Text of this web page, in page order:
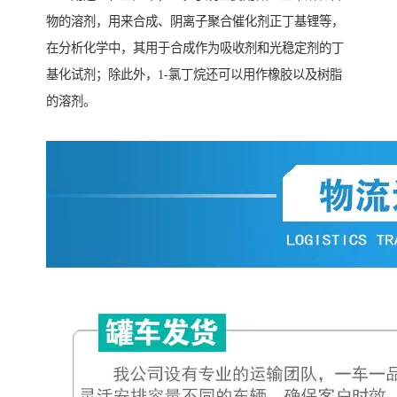
物的溶剂，用来合成、阴离子聚合催化剂正丁基锂等，
在分析化学中，其用于合成作为吸收剂和光稳定剂的丁
基化试剂；除此外，1-氯丁烷还可以用作橡胶以及树脂
的溶剂。